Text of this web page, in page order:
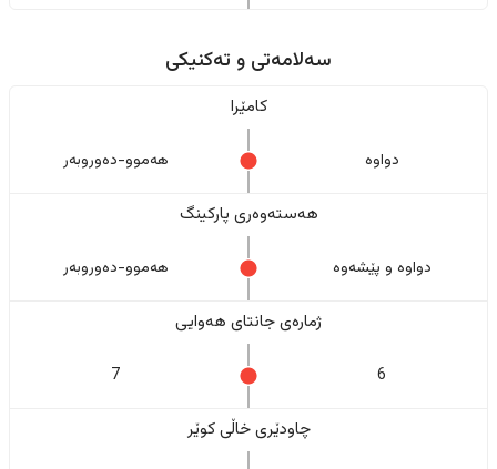
سەلامەتی و تەکنیکی
کامێرا
دواوە هەموو-دەوروبەر
هەستەوەری پارکینگ
دواوە و پێشەوە هەموو-دەوروبەر
ژمارەی جانتای هەوایی
6
7
چاودێری خاڵی کوێر